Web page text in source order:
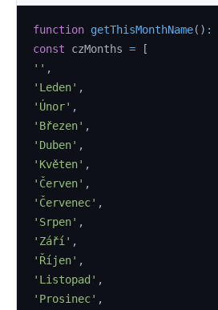
function getThisMonthName( ) :
const czMonths =
[
'' ,
'Leden' ,
'Únor' ,
'Březen' ,
'Duben' ,
'Květen' ,
'Červen' ,
'Červenec' ,
'Srpen' ,
'Září' ,
'Říjen' ,
'Listopad' ,
'Prosinec' ,